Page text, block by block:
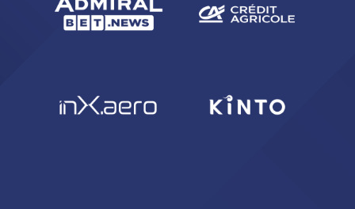
ACCETTA E SALVA